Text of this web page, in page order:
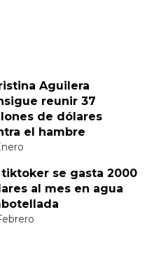
Aguilera
reunir 37
de dólares
el hambre
tiktoker se gasta 2000
al mes en agua